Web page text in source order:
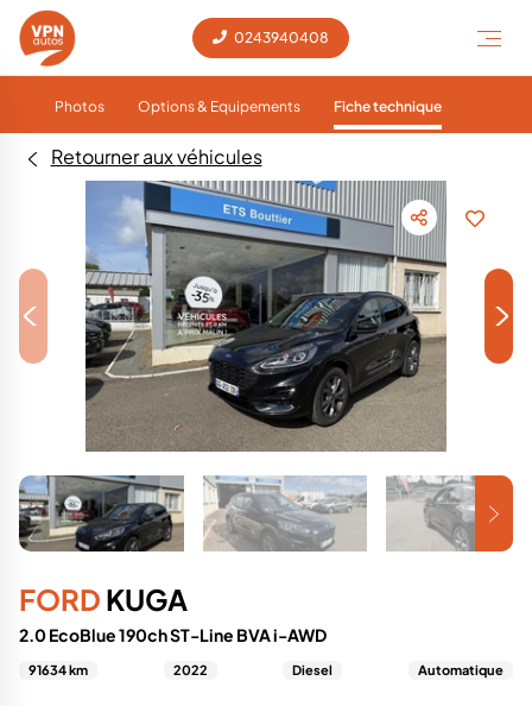
0243940408
Photos Options & Equipements Fiche technique
Retourner aux véhicules
< >
FORD KUGA
2.0 EcoBlue 190ch ST-Line BVA i-AWD
91634 km 2022 Diesel Automatique